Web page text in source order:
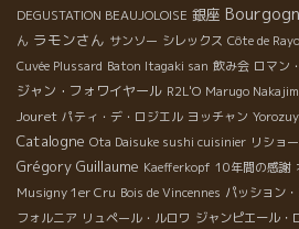
DEGUSTATION BEAUJOLOISE 銀座
ん ラモンさん サンソー シレックス Côte de
Cuvée Plussard Baton Itagaki san 飲み会 ロマン
ジャン・フォワイヤール R2L'O Marugo
Jouret パティ・デ・ロジエル ヨッチャン
Catalogne Ota Daisuke sushi cuisinier リショ
Grégory Guillaume Kaefferkopf 10年間の感謝
Musigny 1er Cru Bois de Vincennes パッション
フォルニア リュペール・ルロワ ジャンピエール・